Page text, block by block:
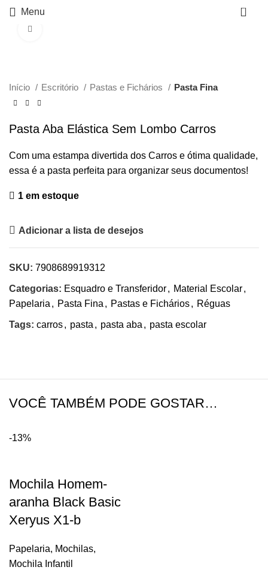
Menu 0
Início Escritório Pastas e Fichários Pasta Fina
Pasta Aba Elástica Sem Lombo Carros
Com uma estampa divertida dos Carros e ótima qualidade,
essa é a pasta perfeita para organizar seus documentos!
1 em estoque
Adicionar a lista de desejos
SKU: 7908689919312
Categorias: Esquadro e Transferidor, Material Escolar,
Papelaria , Pasta Fina , Pastas e Fichários, Réguas
Tags: carros, pasta , pasta aba , pasta escolar
VOCÊ TAMBÉM PODE GOSTAR…
-13%
Mochila Homem-
aranha Black Basic
Xeryus X1-b
Papelaria, Mochilas,
Mochila Infantil